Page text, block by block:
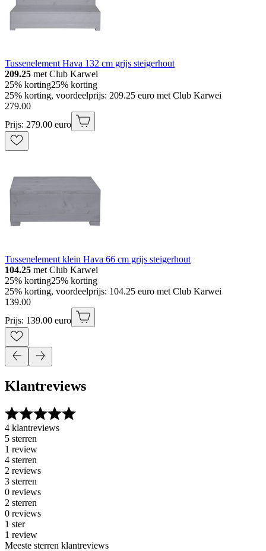
Tussenelement Hava 132 cm grijs steigerhout
209.25 met Club Karwei
25% korting25% korting
25% korting, voordeelprijs: 209.25 euro met Club Karwei
279.00
Prijs: 279.00 euro
Tussenelement klein Hava 66 cm grijs steigerhout
104.25 met Club Karwei
25% korting25% korting
25% korting, voordeelprijs: 104.25 euro met Club Karwei
139.00
Prijs: 139.00 euro
Klantreviews
4 klantreviews
5 sterren
1 review
4 sterren
2 reviews
3 sterren
0 reviews
2 sterren
0 reviews
1 ster
1 review
Meeste sterren klantreviews